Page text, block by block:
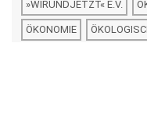
»WIRUNDJETZT« E.V.
ÖKONOMIE